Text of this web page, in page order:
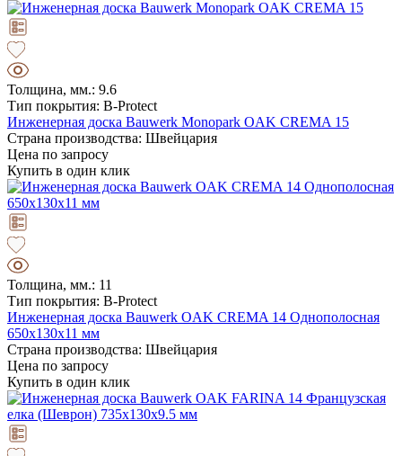
Толщина, мм.: 9.6
Тип покрытия: B-Protect
Инженерная доска Bauwerk Monopark OAK CREMA 15
Страна производства: Швейцария
Цена по запросу
Купить в один клик
Толщина, мм.: 11
Тип покрытия: B-Protect
Инженерная доска Bauwerk OAK CREMA 14 Однополосная
650х130х11 мм
Страна производства: Швейцария
Цена по запросу
Купить в один клик